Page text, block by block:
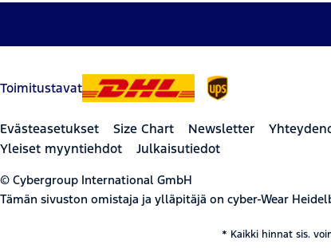
Toimitustavat
Evästeasetukset Size Chart Newsletter
Yleiset myyntiehdot
Julkaisutiedot
© Cybergroup International GmbH
Tämän sivuston omistaja ja ylläpitäjä on cyber-Wear
* Kaikki hinnat sis.